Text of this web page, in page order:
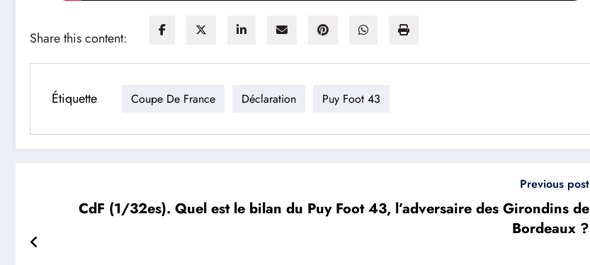
Share this content:
Étiquette Coupe De France Déclaration Puy Foot 43
Previous post
CdF (1/32es). Quel est le bilan du Puy Foot 43, l’adversaire des Girondins de
Bordeaux ?